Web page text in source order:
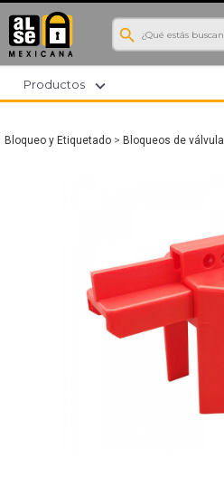
search
Productos expand_more
Bloqueo y Etiquetado > Bloqueos de válvula